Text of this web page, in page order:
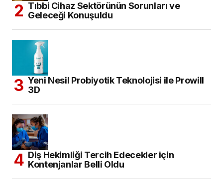
Tıbbi Cihaz Sektörünün Sorunları ve
Geleceği Konuşuldu
Yeni Nesil Probiyotik Teknolojisi ile Prowill
3D
Diş Hekimliği Tercih Edecekler için
Kontenjanlar Belli Oldu